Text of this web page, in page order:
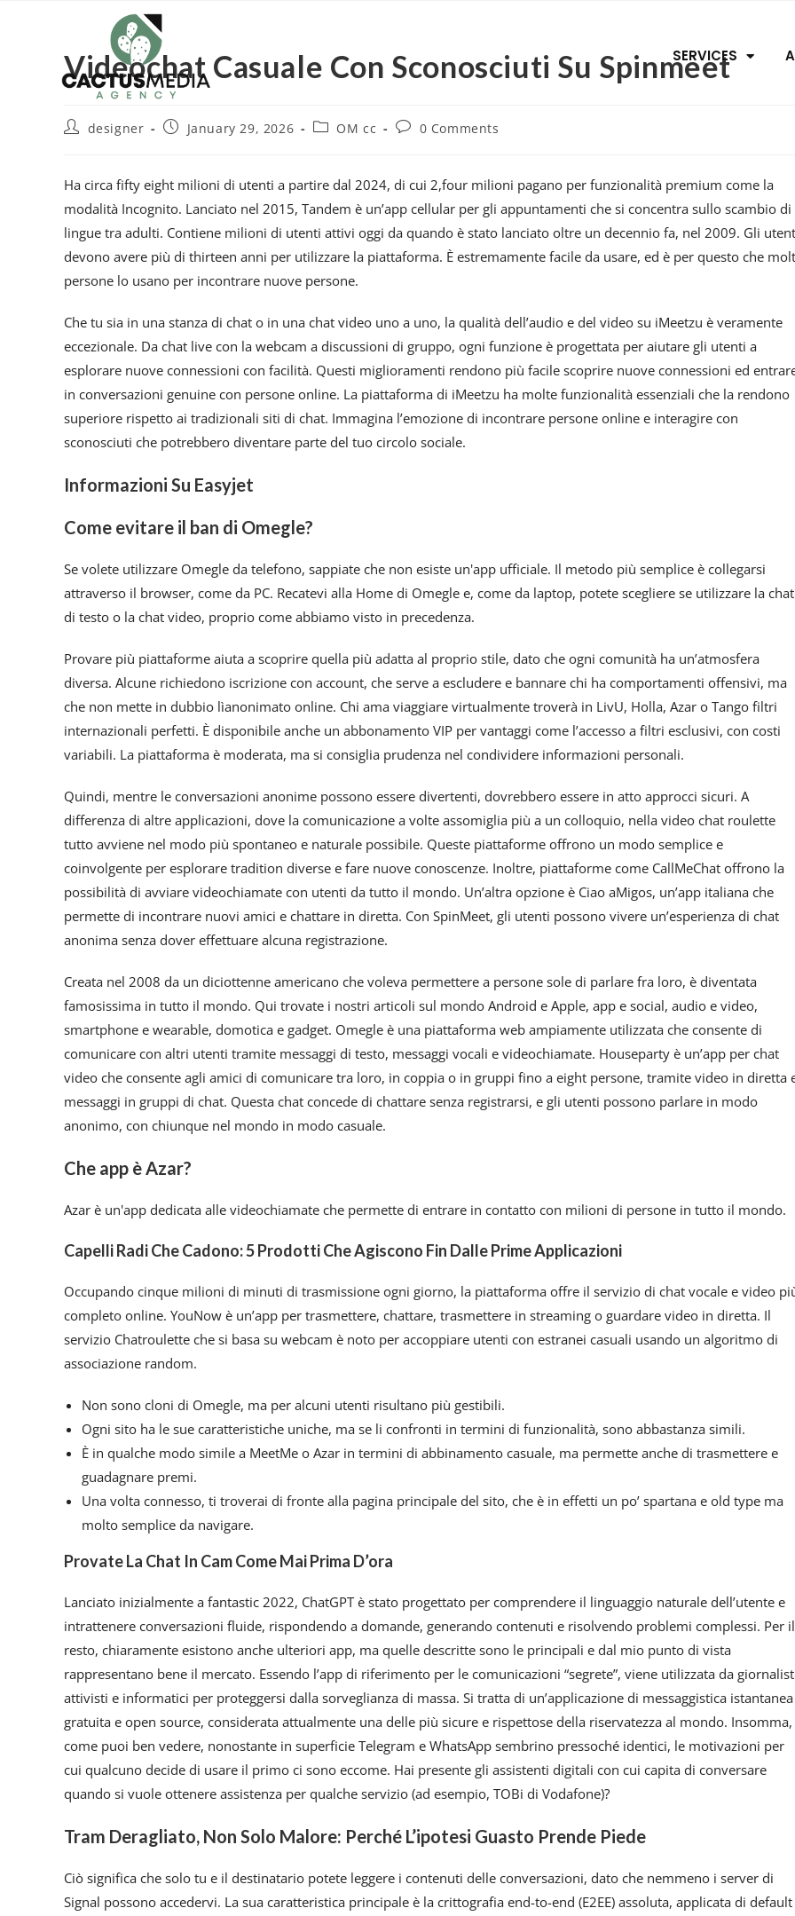
SERVICES
Videochat Casuale Con Sconosciuti Su Spinmeet
designer January 29, 2026 OM cc 0 Comments
Ha circa fifty eight milioni di utenti a partire dal 2024, di cui 2,four milioni pagano per funzionalità premium come la
modalità Incognito. Lanciato nel 2015, Tandem è un’app cellular per gli appuntamenti che si concentra sullo scambio di
lingue tra adulti. Contiene milioni di utenti attivi oggi da quando è stato lanciato oltre un decennio fa, nel 2009. Gli
devono avere più di thirteen anni per utilizzare la piattaforma. È estremamente facile da usare, ed è per questo che
persone lo usano per incontrare nuove persone.
Che tu sia in una stanza di chat o in una chat video uno a uno, la qualità dell’audio e del video su iMeetzu è veramente
eccezionale. Da chat live con la webcam a discussioni di gruppo, ogni funzione è progettata per aiutare gli utenti a
esplorare nuove connessioni con facilità. Questi miglioramenti rendono più facile scoprire nuove connessioni ed
in conversazioni genuine con persone online. La piattaforma di iMeetzu ha molte funzionalità essenziali che la rendono
superiore rispetto ai tradizionali siti di chat. Immagina l’emozione di incontrare persone online e interagire con
sconosciuti che potrebbero diventare parte del tuo circolo sociale.
Informazioni Su Easyjet
Come evitare il ban di Omegle?
Se volete utilizzare Omegle da telefono, sappiate che non esiste un'app ufficiale. Il metodo più semplice è collegarsi
attraverso il browser, come da PC. Recatevi alla Home di Omegle e, come da laptop, potete scegliere se utilizzare la chat
di testo o la chat video, proprio come abbiamo visto in precedenza.
Provare più piattaforme aiuta a scoprire quella più adatta al proprio stile, dato che ogni comunità ha un’atmosfera
diversa. Alcune richiedono iscrizione con account, che serve a escludere e bannare chi ha comportamenti offensivi, ma
che non mette in dubbio lìanonimato online. Chi ama viaggiare virtualmente troverà in LivU, Holla, Azar o Tango filtri
internazionali perfetti. È disponibile anche un abbonamento VIP per vantaggi come l’accesso a filtri esclusivi, con costi
variabili. La piattaforma è moderata, ma si consiglia prudenza nel condividere informazioni personali.
Quindi, mentre le conversazioni anonime possono essere divertenti, dovrebbero essere in atto approcci sicuri. A
differenza di altre applicazioni, dove la comunicazione a volte assomiglia più a un colloquio, nella video chat roulette
tutto avviene nel modo più spontaneo e naturale possibile. Queste piattaforme offrono un modo semplice e
coinvolgente per esplorare tradition diverse e fare nuove conoscenze. Inoltre, piattaforme come CallMeChat offrono la
possibilità di avviare videochiamate con utenti da tutto il mondo. Un’altra opzione è Ciao aMigos, un’app italiana che
permette di incontrare nuovi amici e chattare in diretta. Con SpinMeet, gli utenti possono vivere un’esperienza di chat
anonima senza dover effettuare alcuna registrazione.
Creata nel 2008 da un diciottenne americano che voleva permettere a persone sole di parlare fra loro, è diventata
famosissima in tutto il mondo. Qui trovate i nostri articoli sul mondo Android e Apple, app e social, audio e video,
smartphone e wearable, domotica e gadget. Omegle è una piattaforma web ampiamente utilizzata che consente di
comunicare con altri utenti tramite messaggi di testo, messaggi vocali e videochiamate. Houseparty è un’app per chat
video che consente agli amici di comunicare tra loro, in coppia o in gruppi fino a eight persone, tramite video in diretta
messaggi in gruppi di chat. Questa chat concede di chattare senza registrarsi, e gli utenti possono parlare in modo
anonimo, con chiunque nel mondo in modo casuale.
Che app è Azar?
Azar è un'app dedicata alle videochiamate che permette di entrare in contatto con milioni di persone in tutto il mondo.
Capelli Radi Che Cadono: 5 Prodotti Che Agiscono Fin Dalle Prime Applicazioni
Occupando cinque milioni di minuti di trasmissione ogni giorno, la piattaforma offre il servizio di chat vocale e video
completo online. YouNow è un’app per trasmettere, chattare, trasmettere in streaming o guardare video in diretta. Il
servizio Chatroulette che si basa su webcam è noto per accoppiare utenti con estranei casuali usando un algoritmo di
associazione random.
Non sono cloni di Omegle, ma per alcuni utenti risultano più gestibili.
Ogni sito ha le sue caratteristiche uniche, ma se li confronti in termini di funzionalità, sono abbastanza simili.
È in qualche modo simile a MeetMe o Azar in termini di abbinamento casuale, ma permette anche di trasmettere e
guadagnare premi.
Una volta connesso, ti troverai di fronte alla pagina principale del sito, che è in effetti un po’ spartana e old type ma
molto semplice da navigare.
Provate La Chat In Cam Come Mai Prima D’ora
Lanciato inizialmente a fantastic 2022, ChatGPT è stato progettato per comprendere il linguaggio naturale dell’utente e
intrattenere conversazioni fluide, rispondendo a domande, generando contenuti e risolvendo problemi complessi. Per il
resto, chiaramente esistono anche ulteriori app, ma quelle descritte sono le principali e dal mio punto di vista
rappresentano bene il mercato. Essendo l’app di riferimento per le comunicazioni “segrete”, viene utilizzata da
attivisti e informatici per proteggersi dalla sorveglianza di massa. Si tratta di un’applicazione di messaggistica istantanea
gratuita e open source, considerata attualmente una delle più sicure e rispettose della riservatezza al mondo. Insomma,
come puoi ben vedere, nonostante in superficie Telegram e WhatsApp sembrino pressoché identici, le motivazioni per
cui qualcuno decide di usare il primo ci sono eccome. Hai presente gli assistenti digitali con cui capita di conversare
quando si vuole ottenere assistenza per qualche servizio (ad esempio, TOBi di Vodafone)?
Tram Deragliato, Non Solo Malore: Perché L’ipotesi Guasto Prende Piede
Ciò significa che solo tu e il destinatario potete leggere i contenuti delle conversazioni, dato che nemmeno i server di
Signal possono accedervi. La sua caratteristica principale è la crittografia end-to-end (E2EE) assoluta, applicata di default